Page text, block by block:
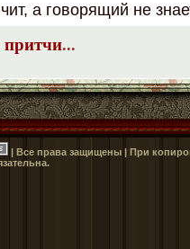
а говорящий не
притчи...
| Все права защищены | При